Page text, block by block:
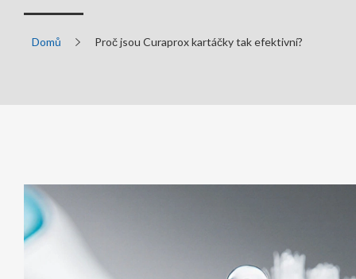
Domů Proč jsou Curaprox kartáčky tak efektivní?